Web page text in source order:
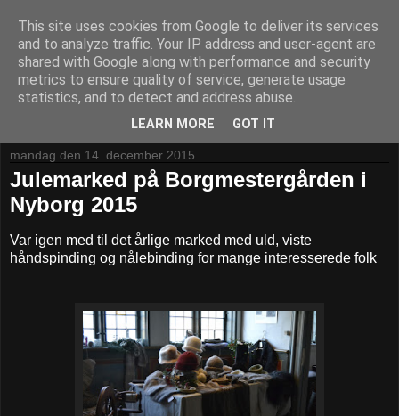
vild med uld
gamle tekstilteknikker -før og nu nålebinding sprang væv
strik filt farvning med planter
mandag den 14. december 2015
Julemarked på Borgmestergården i
Nyborg 2015
Var igen med til det årlige marked med uld, viste
håndspinding og nålebinding for mange interesserede folk
This site uses cookies from Google to deliver its services
and to analyze traffic. Your IP address and user-agent are
shared with Google along with performance and security
metrics to ensure quality of service, generate usage
statistics, and to detect and address abuse.
LEARN MORE GOT IT